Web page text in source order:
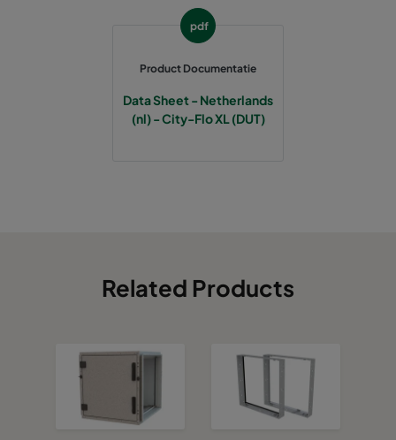
ePM1 85%
0185 490x490x520-8 ePM1 85%
pdf
Product Documentatie
Data Sheet - Netherlands
(nl) - City-Flo XL (DUT)
Related Products